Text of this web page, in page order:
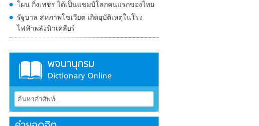
โผน กิ่งเพชร ได้เป็นแชมป์โลกคนแรกของไทย
รัฐบาล สหภาพโซเวียต เกิดอุบัติเหตุในโรง
ไฟฟ้าพลังนิวเคลียร์
พจนานุกรม
Dictionary Online